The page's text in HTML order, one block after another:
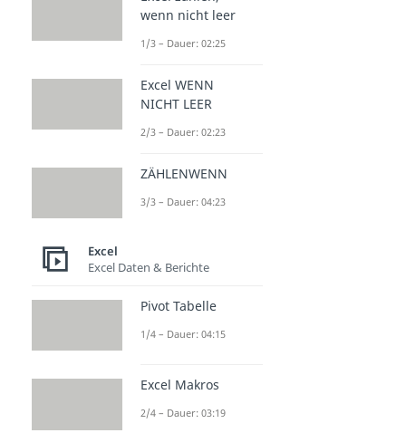
wenn nicht leer
1/3 – Dauer: 02:25
Excel WENN
NICHT LEER
2/3 – Dauer: 02:23
ZÄHLENWENN
3/3 – Dauer: 04:23
Excel
Excel Daten & Berichte
Pivot Tabelle
1/4 – Dauer: 04:15
Excel Makros
2/4 – Dauer: 03:19